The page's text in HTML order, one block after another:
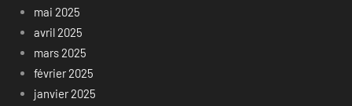
mai 2025
avril 2025
mars 2025
février 2025
janvier 2025